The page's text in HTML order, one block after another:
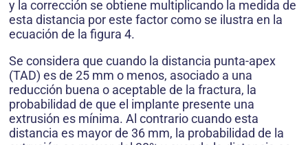
y la corrección se obtiene multiplicando la medida de
esta distancia por este factor como se ilustra en la
ecuación de la figura 4.
Se considera que cuando la distancia punta-apex
(TAD) es de 25 mm o menos, asociado a una
reducción buena o aceptable de la fractura, la
probabilidad de que el implante presente una
extrusión es mínima. Al contrario cuando esta
distancia es mayor de 36 mm, la probabilidad de la